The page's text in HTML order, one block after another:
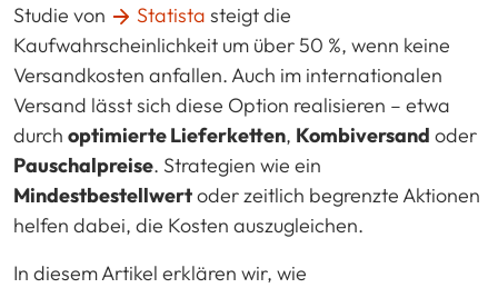
Studie von
Statista steigt die
Kaufwahrscheinlichkeit um über 50 %, wenn keine
Versandkosten anfallen. Auch im internationalen
Versand lässt sich diese Option realisieren – etwa
durch optimierte Lieferketten, Kombiversand oder
Pauschalpreise. Strategien wie ein
Mindestbestellwertoder zeitlich begrenzte Aktionen
helfen dabei, die Kosten auszugleichen.
In diesem Artikel erklären wir, wie